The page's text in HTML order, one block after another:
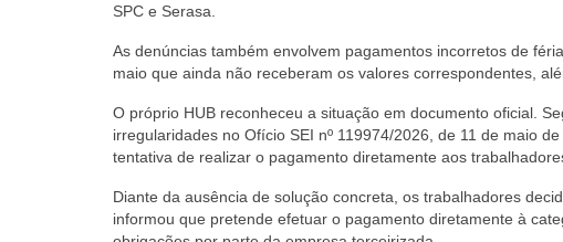
SPC e Serasa.
As denúncias também envolvem pagamentos incorretos de
maio que ainda não receberam os valores correspondentes,
O próprio HUB reconheceu a situação em documento oficial.
irregularidades no Ofício SEI nº 119974/2026, de 11 de maio
tentativa de realizar o pagamento diretamente aos
Diante da ausência de solução concreta, os trabalhadores
informou que pretende efetuar o pagamento diretamente à